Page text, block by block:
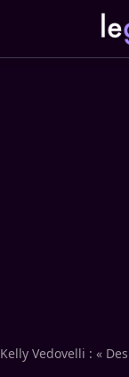
Kelly Vedovelli : «